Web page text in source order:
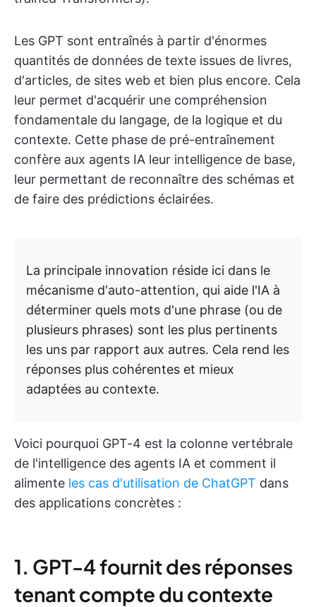
Les GPT sont entraînés à partir d'énormes
quantités de données de texte issues de livres,
d'articles, de sites web et bien plus encore. Cela
leur permet d'acquérir une compréhension
fondamentale du langage, de la logique et du
contexte. Cette phase de pré-entraînement
confère aux agents IA leur intelligence de base,
leur permettant de reconnaître des schémas et
de faire des prédictions éclairées.
La principale innovation réside ici dans le
mécanisme d'auto-attention, qui aide l'IA à
déterminer quels mots d'une phrase (ou de
plusieurs phrases) sont les plus pertinents
les uns par rapport aux autres. Cela rend les
réponses plus cohérentes et mieux
adaptées au contexte.
Voici pourquoi GPT-4 est la colonne vertébrale
de l'intelligence des agents IA et comment il
alimente les cas d'utilisation de ChatGPT dans
des applications concrètes :
1. GPT-4 fournit des réponses
tenant compte du contexte